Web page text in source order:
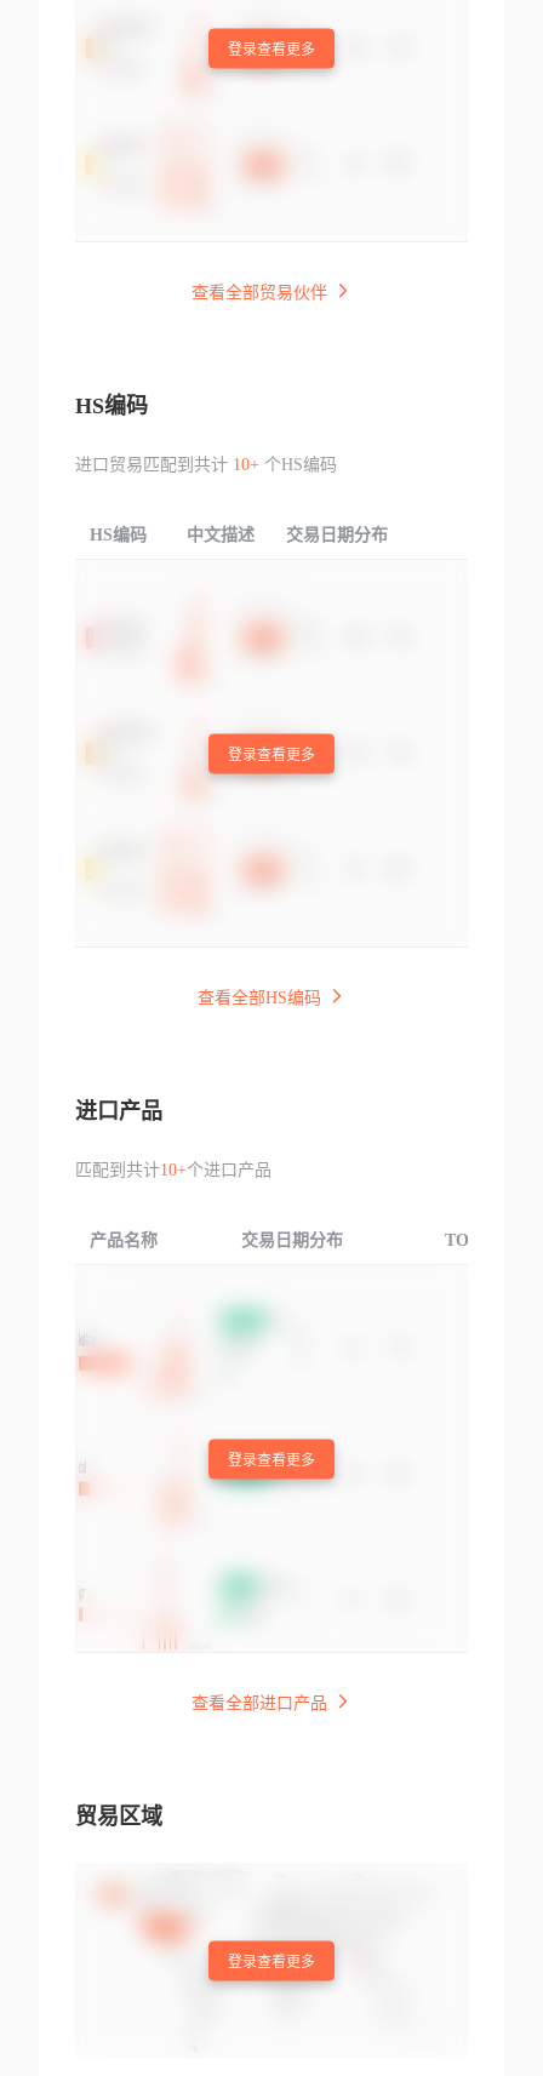
登录查看更多
查看全部贸易伙伴
HS编码
进口贸易匹配到共计 10+个HS编码
HS编码 中文描述 交易日期分布
登录查看更多
查看全部HS编码
进口产品
匹配到共计10+个进口产品
产品名称 交易日期分布 TOP3交易国
登录查看更多
查看全部进口产品
贸易区域
登录查看更多